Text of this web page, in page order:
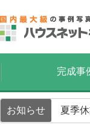
完成事
お知らせ 夏季